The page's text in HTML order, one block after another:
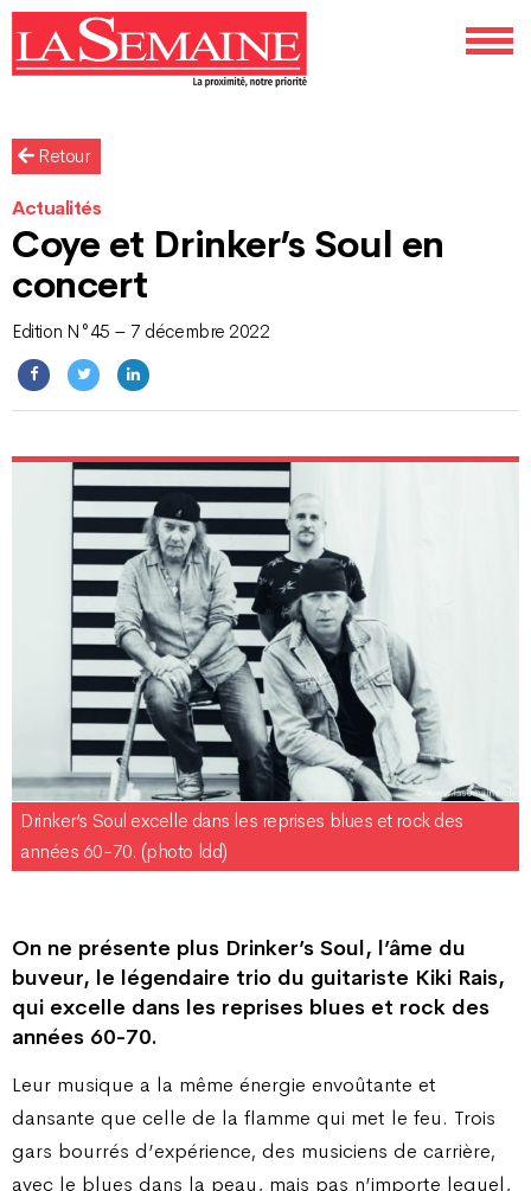
Retour
Actualités
Coye et Drinker’s Soul en
concert
Edition N°45 – 7 décembre 2022
Drinker’s Soul excelle dans les reprises blues et rock des
années 60-70. (photo ldd)
On ne présente plus Drinker’s Soul, l’âme du
buveur, le légendaire trio du guitariste Kiki Rais,
qui excelle dans les reprises blues et rock des
années 60-70.
Leur musique a la même énergie envoûtante et
dansante que celle de la flamme qui met le feu. Trois
gars bourrés d’expérience, des musiciens de carrière,
avec le blues dans la peau, mais pas n’importe lequel,